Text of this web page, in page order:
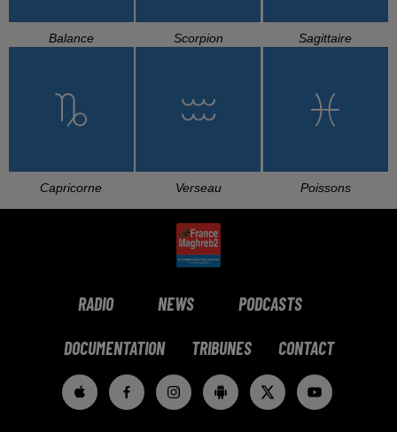
Balance Scorpion Sagittaire
Capricorne Verseau Poissons
RADIO NEWS PODCASTS
DOCUMENTATION TRIBUNES CONTACT